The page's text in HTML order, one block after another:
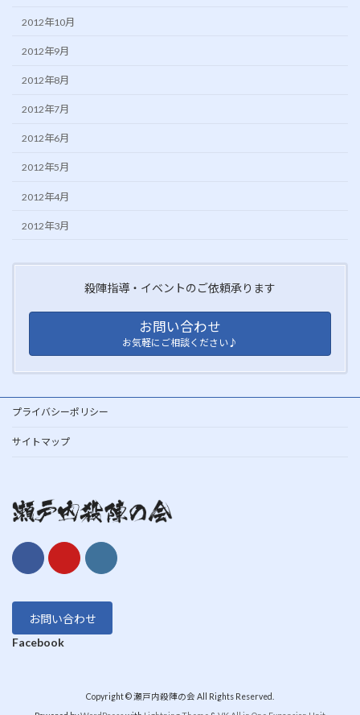
2012年10月
2012年9月
2012年8月
2012年7月
2012年6月
2012年5月
2012年4月
2012年3月
殺陣指導・イベントのご依頼承ります
お問い合わせ
お気軽にご相談ください♪
プライバシーポリシー
サイトマップ
お問い合わせ
Facebook
Copyright © 瀬戸内殺陣の会 All Rights Reserved.